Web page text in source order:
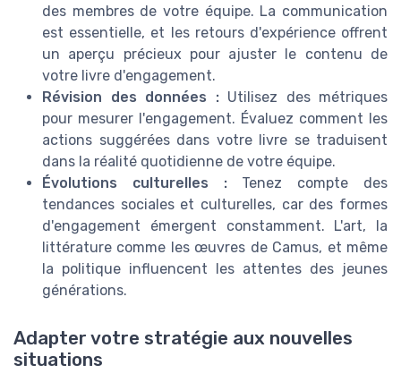
des membres de votre équipe. La communication
est essentielle, et les retours d'expérience offrent
un aperçu précieux pour ajuster le contenu de
votre livre d'engagement.
Révision des données :Utilisez des métriques
pour mesurer l'engagement. Évaluez comment les
actions suggérées dans votre livre se traduisent
dans la réalité quotidienne de votre équipe.
Évolutions culturelles :Tenez compte des
tendances sociales et culturelles, car des formes
d'engagement émergent constamment. L'art, la
littérature comme les œuvres de Camus, et même
la politique influencent les attentes des jeunes
générations.
Adapter votre stratégie aux nouvelles
situations